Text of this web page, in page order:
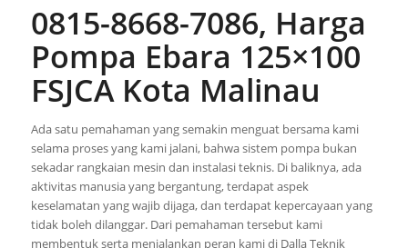
0815-8668-7086, Harga
Pompa Ebara 125×100
FSJCA Kota Malinau
Ada satu pemahaman yang semakin menguat bersama kami
selama proses yang kami jalani, bahwa sistem pompa bukan
sekadar rangkaian mesin dan instalasi teknis. Di baliknya, ada
aktivitas manusia yang bergantung, terdapat aspek
keselamatan yang wajib dijaga, dan terdapat kepercayaan yang
tidak boleh dilanggar. Dari pemahaman tersebut kami
membentuk serta menjalankan peran kami di Dalla Teknik